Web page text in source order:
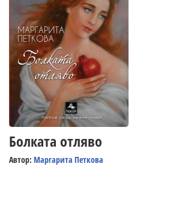
Болката отляво
Автор: Маргарита Петкова